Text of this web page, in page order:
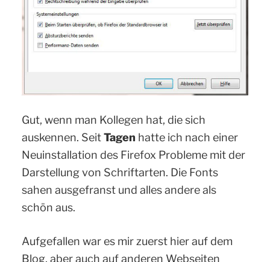
Gut, wenn man Kollegen hat, die sich
auskennen. SeitTagen hatte ich nach einer
Neuinstallation des Firefox Probleme mit der
Darstellung von Schriftarten. Die Fonts
sahen ausgefranst und alles andere als
schön aus.
Aufgefallen war es mir zuerst hier auf dem
Blog, aber auch auf anderen Webseiten